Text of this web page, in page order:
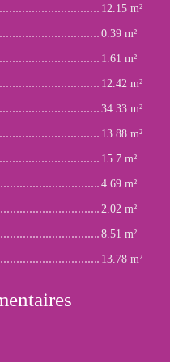
12.15 m²
0.39 m²
1.61 m²
12.42 m²
34.33 m²
13.88 m²
15.7 m²
4.69 m²
2.02 m²
8.51 m²
13.78 m²